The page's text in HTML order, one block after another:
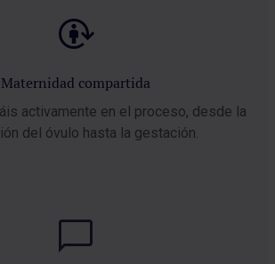
Maternidad compartida
activamente en el proceso, desde la
del óvulo hasta la gestación.